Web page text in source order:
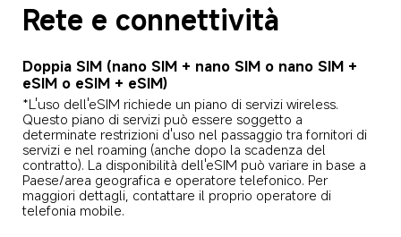
Rete e connettività
Doppia SIM (nano SIM + nano SIM o nano SIM +
eSIM o eSIM + eSIM)
*L'uso dell'eSIM richiede un piano di servizi wireless.
Questo piano di servizi può essere soggetto a
determinate restrizioni d'uso nel passaggio tra fornitori di
servizi e nel roaming (anche dopo la scadenza del
contratto). La disponibilità dell'eSIM può variare in base a
Paese/area geografica e operatore telefonico. Per
maggiori dettagli, contattare il proprio operatore di
telefonia mobile.